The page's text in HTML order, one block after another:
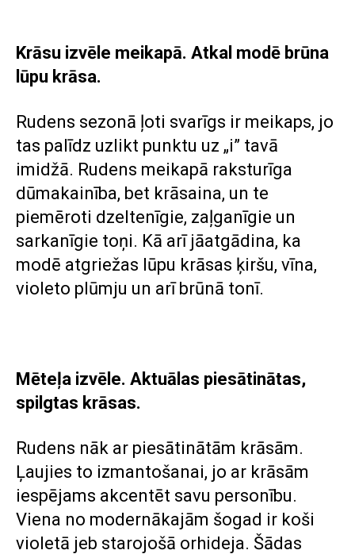
Krāsu izvēle meikapā. Atkal modē brūna
lūpu krāsa.
Rudens sezonā ļoti svarīgs ir meikaps, jo
tas palīdz uzlikt punktu uz „i” tavā
imidžā. Rudens meikapā raksturīga
dūmakainība, bet krāsaina, un te
piemēroti dzeltenīgie, zaļganīgie un
sarkanīgie toņi. Kā arī jāatgādina, ka
modē atgriežas lūpu krāsas ķiršu, vīna,
violeto plūmju un arī brūnā tonī.
Mēteļa izvēle. Aktuālas piesātinātas,
spilgtas krāsas.
Rudens nāk ar piesātinātām krāsām.
Ļaujies to izmantošanai, jo ar krāsām
iespējams akcentēt savu personību.
Viena no modernākajām šogad ir koši
violetā jeb starojošā orhideja. Šādas